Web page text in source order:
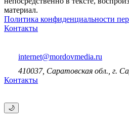
материал.
Политика конфиденциальности
Контакты
internet@mordovmedia.ru
410037, Саратовская обл., г.
Контакты
🌙